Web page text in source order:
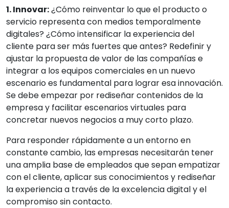
1. Innovar:¿Cómo reinventar lo que el producto o
servicio representa con medios temporalmente
digitales? ¿Cómo intensificar la experiencia del
cliente para ser más fuertes que antes? Redefinir y
ajustar la propuesta de valor de las compañías e
integrar a los equipos comerciales en un nuevo
escenario es fundamental para lograr esa innovación.
Se debe empezar por rediseñar contenidos de la
empresa y facilitar escenarios virtuales para
concretar nuevos negocios a muy corto plazo.
Para responder rápidamente a un entorno en
constante cambio, las empresas necesitarán tener
una amplia base de empleados que sepan empatizar
con el cliente, aplicar sus conocimientos y rediseñar
la experiencia a través de la excelencia digital y el
compromiso sin contacto.